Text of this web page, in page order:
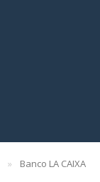
Banco LA CAIXA